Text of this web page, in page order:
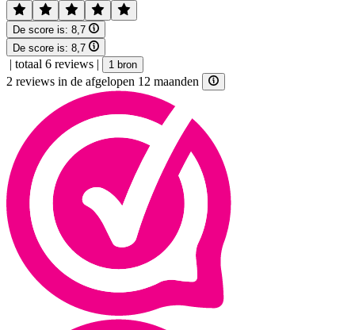
De score is: 8,7
De score is: 8,7
| totaal 6 reviews | 1 bron
2 reviews in de afgelopen 12 maanden